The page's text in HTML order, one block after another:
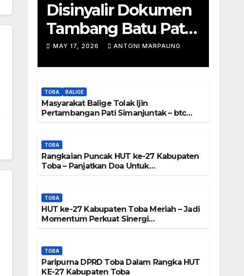
Disinyalir Dokumen
Tambang Batu Pati
Simanjuntak Palsu –
Jerry Manurung :
Tambang Tidak
Berada Di DTA –
Frengki Pardede :
Kami Tidak Miliki
Peta DTA – Tanda
Tangan Masyarakat
Diduga Dipalsukan
MAY 17, 2026 ANTONI MARPAUNG
TOBA BALIGE
Masyarakat Balige Tolak Ijin
Pertambangan Pati Simanjuntak – btc
TOBA
Rangkaian Puncak HUT ke-27 Kabupaten
Toba – Panjatkan Doa Untuk
TOBA
HUT ke-27 Kabupaten Toba Meriah – Jadi
Momentum Perkuat Sinergi
TOBA
Paripurna DPRD Toba Dalam Rangka HUT
KE-27 Kabupaten Toba